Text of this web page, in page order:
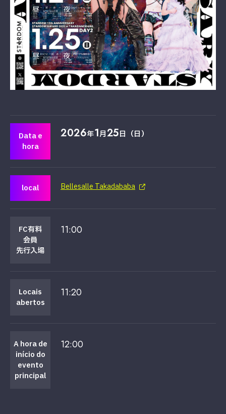
Data e
hora
2026年1月25日（日）
local Bellesalle Takadababa
FC有料
会員
先行入場
11:00
Locais
abertos
11:20
A hora de
início do
evento
principal
12:00